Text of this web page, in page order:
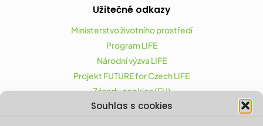
Souhlas s cookies
Užitečné odkazy
Ministerstvo životního prostředí
Program LIFE
Národní výzva LIFE
Projekt FUTURE for Czech LIFE
Zásady cookies (EU)